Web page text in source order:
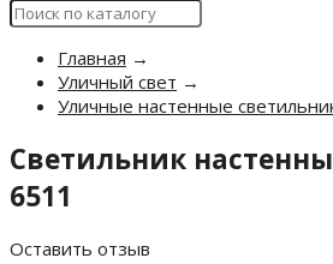
Главная →
Уличный свет →
Уличные настенные
Светильник
6511
Оставить отзыв